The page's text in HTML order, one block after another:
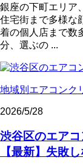
銀座の下町エリア
住宅街まで多様な
着の個人店まで数
分、選ぶの ...
地域別エアコンク
2026/5/28
渋谷区のエア
【最新】失敗